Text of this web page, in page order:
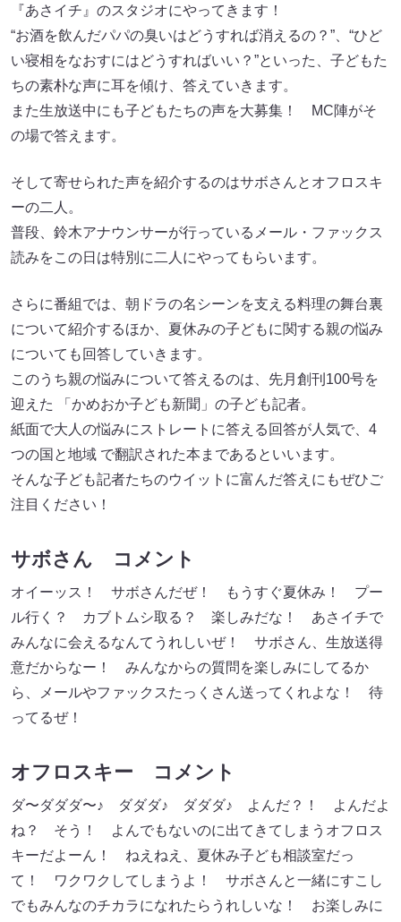
『あさイチ』のスタジオにやってきます！
“お酒を飲んだパパの臭いはどうすれば消えるの？”、“ひど
い寝相をなおすにはどうすればいい？”といった、子どもた
ちの素朴な声に耳を傾け、答えていきます。
また生放送中にも子どもたちの声を大募集！ MC陣がそ
の場で答えます。
そして寄せられた声を紹介するのはサボさんとオフロスキ
ーの二人。
普段、鈴木アナウンサーが行っているメール・ファックス
読みをこの日は特別に二人にやってもらいます。
さらに番組では、朝ドラの名シーンを支える料理の舞台裏
について紹介するほか、夏休みの子どもに関する親の悩み
についても回答していきます。
このうち親の悩みについて答えるのは、先月創刊100号を
迎えた 「かめおか子ども新聞」の子ども記者。
紙面で大人の悩みにストレートに答える回答が人気で、4
つの国と地域 で翻訳された本まであるといいます。
そんな子ども記者たちのウイットに富んだ答えにもぜひご
注目ください！
サボさん コメント
オイーッス！ サボさんだぜ！ もうすぐ夏休み！ プー
ル行く？ カブトムシ取る？ 楽しみだな！ あさイチで
みんなに会えるなんてうれしいぜ！ サボさん、生放送得
意だからなー！ みんなからの質問を楽しみにしてるか
ら、メールやファックスたっくさん送ってくれよな！ 待
ってるぜ！
オフロスキー コメント
ダ〜ダダダ〜♪ ダダダ♪ ダダダ♪ よんだ？！ よんだよ
ね？ そう！ よんでもないのに出てきてしまうオフロス
キーだよーん！ ねえねえ、夏休み子ども相談室だっ
て！ ワクワクしてしまうよ！ サボさんと一緒にすこし
でもみんなのチカラになれたらうれしいな！ お楽しみに